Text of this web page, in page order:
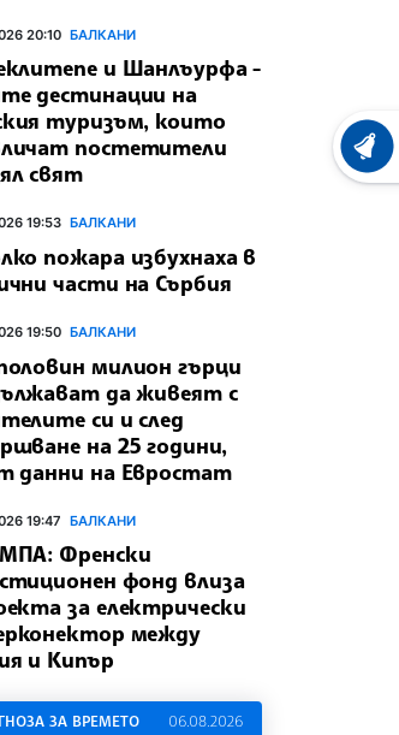
20:10 БАЛКАНИ
и Шанлъурфа -
дестинации на
туризъм, които
постетители
свят
19:53 БАЛКАНИ
пожара избухнаха в
части на Сърбия
19:50 БАЛКАНИ
милион гърци
да живеят с
си и след
на 25 години,
данни на Евростат
19:47 БАЛКАНИ
Френски
фонд влиза
за електрически
между
и Кипър
ЗА ВРЕМЕТО 06.08.2026